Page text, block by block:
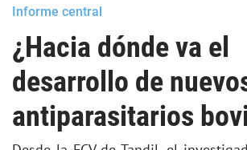
Informe central
¿Hacia dónde va el
desarrollo de
antiparasitarios